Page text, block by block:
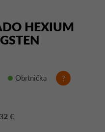
HEXIUM
Obrtnička ?
€